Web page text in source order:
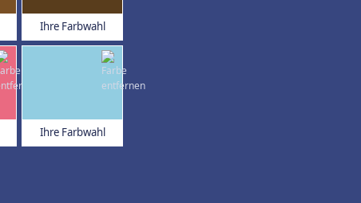
Ihre Farbwahl
Ihre Farbwahl